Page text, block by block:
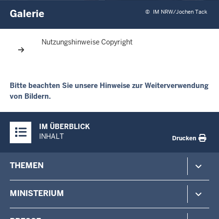
Galerie © IM NRW/Jochen Tack
Nutzungshinweise Copyright
Bitte beachten Sie unsere Hinweise zur Weiterverwendung
von Bildern.
Inhalte
IM ÜBERBLICK
INHALT
Drucken
menu
THEMEN
MINISTERIUM